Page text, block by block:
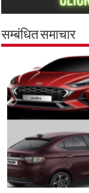
सम्बंधित समाचार